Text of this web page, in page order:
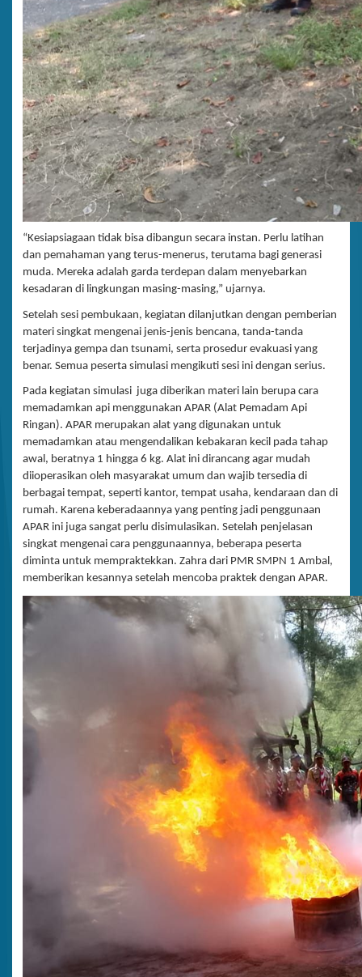
“Kesiapsiagaan tidak bisa dibangun secara instan. Perlu latihan
dan pemahaman yang terus-menerus, terutama bagi generasi
muda. Mereka adalah garda terdepan dalam menyebarkan
kesadaran di lingkungan masing-masing,” ujarnya.
Setelah sesi pembukaan, kegiatan dilanjutkan dengan pemberian
materi singkat mengenai jenis-jenis bencana, tanda-tanda
terjadinya gempa dan tsunami, serta prosedur evakuasi yang
benar. Semua peserta simulasi mengikuti sesi ini dengan serius.
Pada kegiatan simulasi juga diberikan materi lain berupa cara
memadamkan api menggunakan APAR (Alat Pemadam Api
Ringan). APAR merupakan alat yang digunakan untuk
memadamkan atau mengendalikan kebakaran kecil pada tahap
awal, beratnya 1 hingga 6 kg. Alat ini dirancang agar mudah
diioperasikan oleh masyarakat umum dan wajib tersedia di
berbagai tempat, seperti kantor, tempat usaha, kendaraan dan di
rumah. Karena keberadaannya yang penting jadi penggunaan
APAR ini juga sangat perlu disimulasikan. Setelah penjelasan
singkat mengenai cara penggunaannya, beberapa peserta
diminta untuk mempraktekkan. Zahra dari PMR SMPN 1 Ambal,
memberikan kesannya setelah mencoba praktek dengan APAR.